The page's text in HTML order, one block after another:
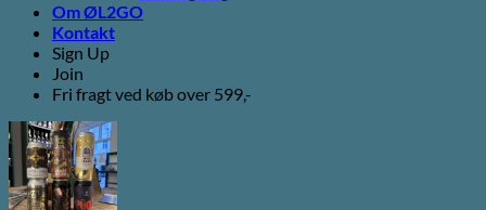
Om ØL2GO
Kontakt
Sign Up
Join
Fri fragt ved køb over 599,-